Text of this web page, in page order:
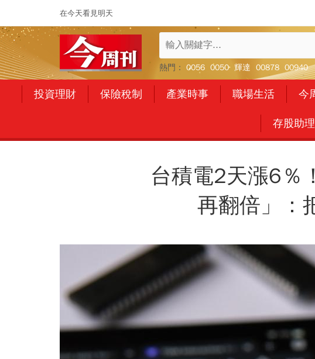
在今天看見明天
熱門： 0056 0050 輝達 00878 00940
投資理財 保險稅制 產業時事 職場生活 今
存股助理
台積電2天漲6％
再翻倍」：